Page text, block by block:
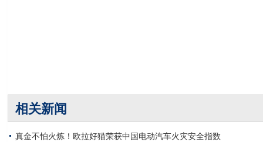
相关新闻
真金不怕火炼！欧拉好猫荣获中国电动汽车火灾安全指数